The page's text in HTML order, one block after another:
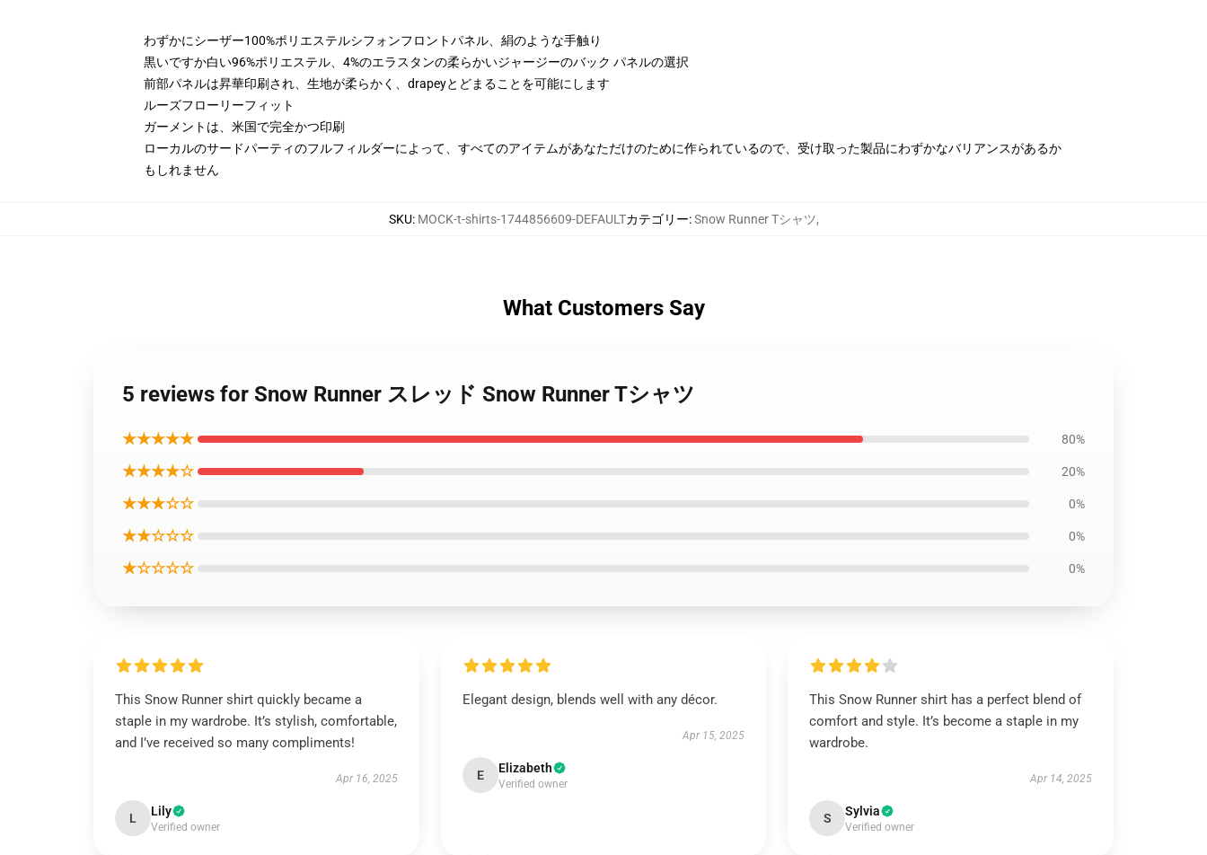
わずかにシーザー100%ポリエステルシフォンフロントパネル、絹のような手触り
黒いですか白い96%ポリエステル、4%のエラスタンの柔らかいジャージーのバック パネルの選択
前部パネルは昇華印刷され、生地が柔らかく、drapeyとどまることを可能にします
ルーズフローリーフィット
ガーメントは、米国で完全かつ印刷
ローカルのサードパーティのフルフィルダーによって、すべてのアイテムがあなただけのために作られているので、受け取った製品にわずかなバリアンスがあるか
もしれません
SKU: MOCK-t-shirts-1744856609-DEFAULTカテゴリー:Snow Runner Tシャツ,
What Customers Say
5 reviews for Snow Runner スレッド Snow Runner Tシャツ
★★★★★ 80%
★★★★☆ 20%
★★★☆☆ 0%
★★☆☆☆ 0%
★☆☆☆☆ 0%
This Snow Runner shirt quickly became a
staple in my wardrobe. It’s stylish, comfortable,
and I’ve received so many compliments!
Apr 16, 2025
L Lily
Verified owner
Elegant design, blends well with any décor.
Apr 15, 2025
E Elizabeth
Verified owner
This Snow Runner shirt has a perfect blend of
comfort and style. It’s become a staple in my
wardrobe.
Apr 14, 2025
S Sylvia
Verified owner